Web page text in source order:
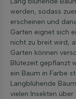
werden, sodass
erscheinen und
Garten eignet sich
nicht zu breit wird,
Garten können
Blütezeit gepflanzt
ein Baum in Farbe
Langblühende
vielen Insekten